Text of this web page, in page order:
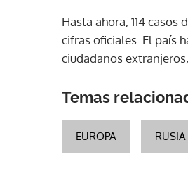
Hasta ahora, 114
cifras oficiales. El país
ciudadanos
Temas
EUROPA RUSIA